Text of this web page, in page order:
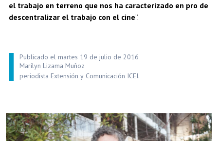
el trabajo en terreno que nos ha caracterizado en pro de
descentralizar el trabajo con el cine”.
Publicado el martes 19 de julio de 2016
Marilyn Lizama Muñoz
periodista Extensión y Comunicación ICEI.